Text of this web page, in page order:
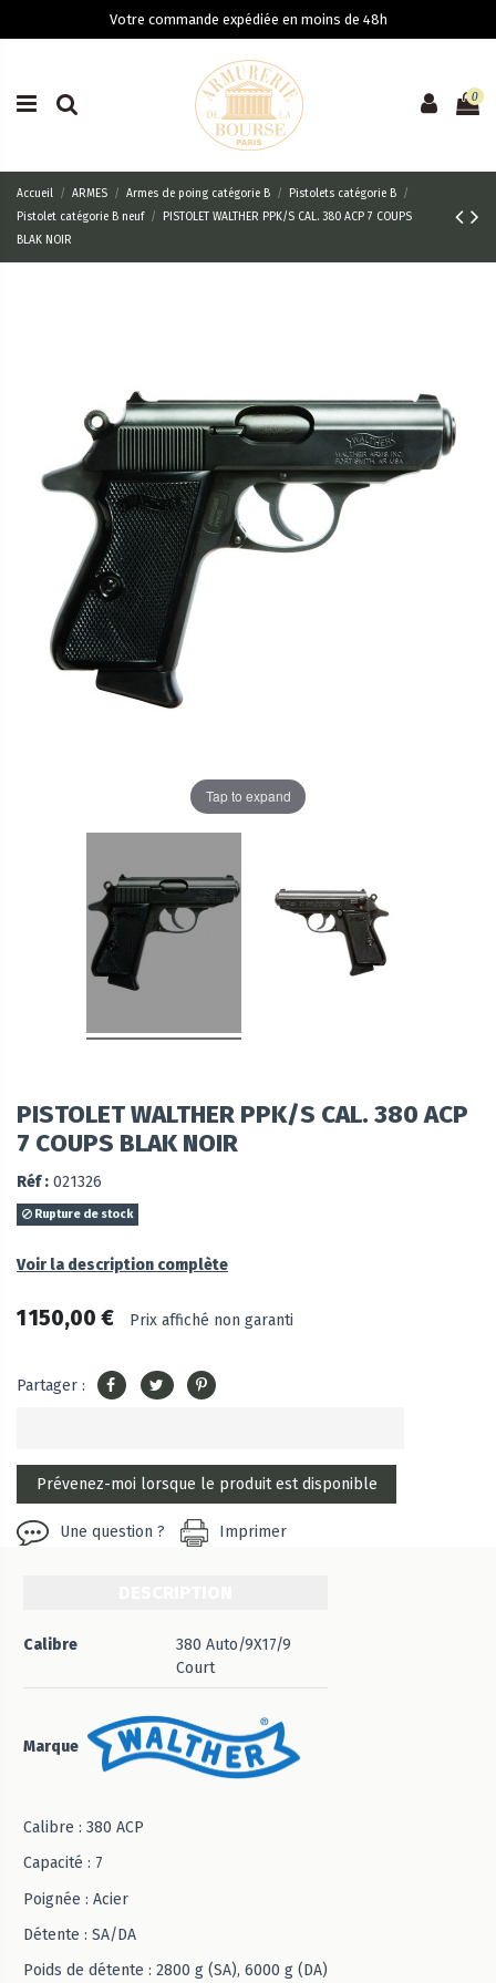
Votre commande expédiée en moins de 48h
0
Accueil ARMES Armes de poing catégorie B
Pistolets catégorie B
Pistolet catégorie B neuf
PISTOLET WALTHER PPK/S CAL. 380 ACP 7 COUPS
BLAK NOIR
Tap to expand
PISTOLET WALTHER PPK/S CAL. 380 ACP
7 COUPS BLAK NOIR
Réf : 021326
Rupture de stock
Voir la description complète
1 150,00 € Prix affiché non garanti
Partager :
Une question ? Imprimer
Calibre
380 Auto/9X17/9
Court
Marque
Calibre : 380 ACP
Capacité : 7
Poignée : Acier
Détente : SA/DA
Poids de détente : 2800 g (SA), 6000 g (DA)